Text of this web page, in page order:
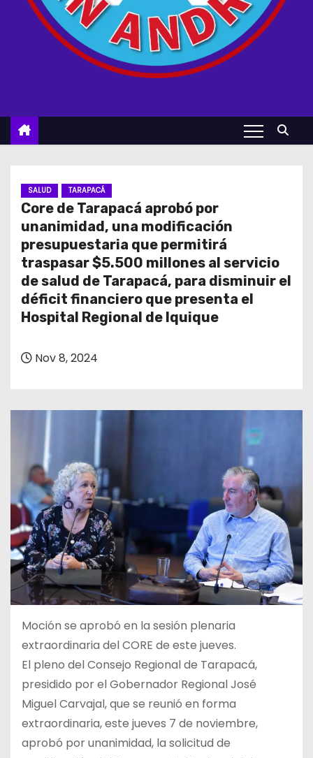
SALUD TARAPACÁ
Core de Tarapacá aprobó por
unanimidad, una modificación
presupuestaria que permitirá
traspasar $5.500 millones al servicio
de salud de Tarapacá, para disminuir el
déficit financiero que presenta el
Hospital Regional de Iquique
Nov 8, 2024
Moción se aprobó en la sesión plenaria
extraordinaria del CORE de este jueves.
El pleno del Consejo Regional de Tarapacá,
presidido por el Gobernador Regional José
Miguel Carvajal, que se reunió en forma
extraordinaria, este jueves 7 de noviembre,
aprobó por unanimidad, la solicitud de